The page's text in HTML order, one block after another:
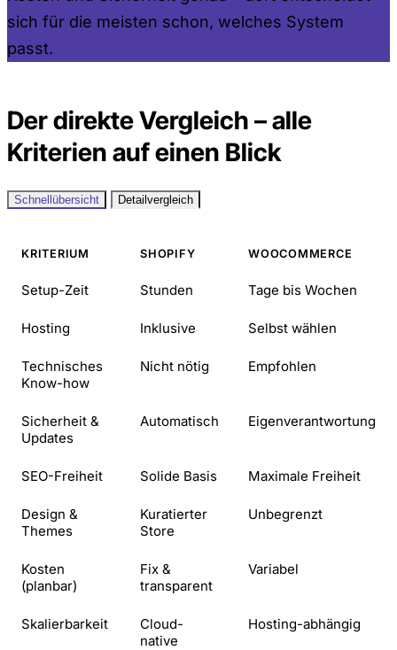
sich für die meisten schon, welches System
passt.
Der direkte Vergleich – alle
Kriterien auf einen Blick
Schnellübersicht Detailvergleich
KRITERIUM SHOPIFY WOOCOMMERCE
Setup-Zeit Stunden Tage bis Wochen
Hosting Inklusive Selbst wählen
Technisches
Know-how
Nicht nötig Empfohlen
Sicherheit &
Updates
Automatisch Eigenverantwortung
SEO-Freiheit Solide Basis Maximale Freiheit
Design &
Themes
Kuratierter
Store
Unbegrenzt
Kosten
(planbar)
Fix &
transparent
Variabel
Skalierbarkeit
Cloud-
native
Hosting-abhängig